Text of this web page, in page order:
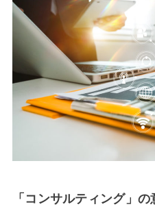
「コンサルティング」